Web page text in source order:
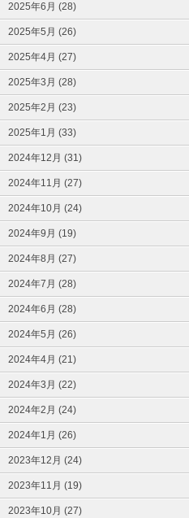
2025年6月 (28)
2025年5月 (26)
2025年4月 (27)
2025年3月 (28)
2025年2月 (23)
2025年1月 (33)
2024年12月 (31)
2024年11月 (27)
2024年10月 (24)
2024年9月 (19)
2024年8月 (27)
2024年7月 (28)
2024年6月 (28)
2024年5月 (26)
2024年4月 (21)
2024年3月 (22)
2024年2月 (24)
2024年1月 (26)
2023年12月 (24)
2023年11月 (19)
2023年10月 (27)